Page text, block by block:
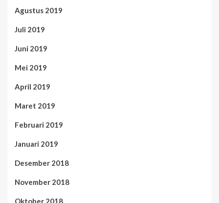
Agustus 2019
Juli 2019
Juni 2019
Mei 2019
April 2019
Maret 2019
Februari 2019
Januari 2019
Desember 2018
November 2018
Oktober 2018